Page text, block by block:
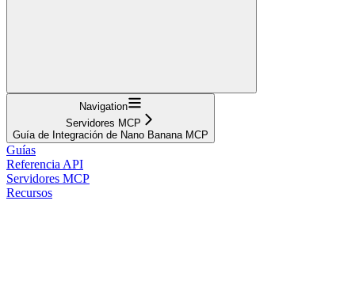
Navigation
Servidores MCP
Guía de Integración de Nano Banana MCP
Guías
Referencia API
Servidores MCP
Recursos